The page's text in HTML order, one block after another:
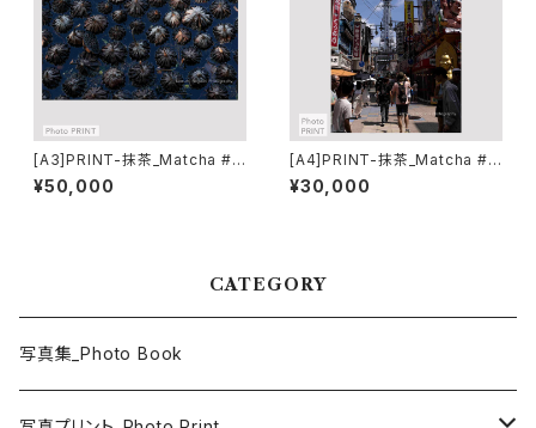
[A3]PRINT-抹茶_Matcha #0
1
¥50,000
[A4]PRINT-抹茶_Matcha #0
4
¥30,000
CATEGORY
写真集_Photo Book